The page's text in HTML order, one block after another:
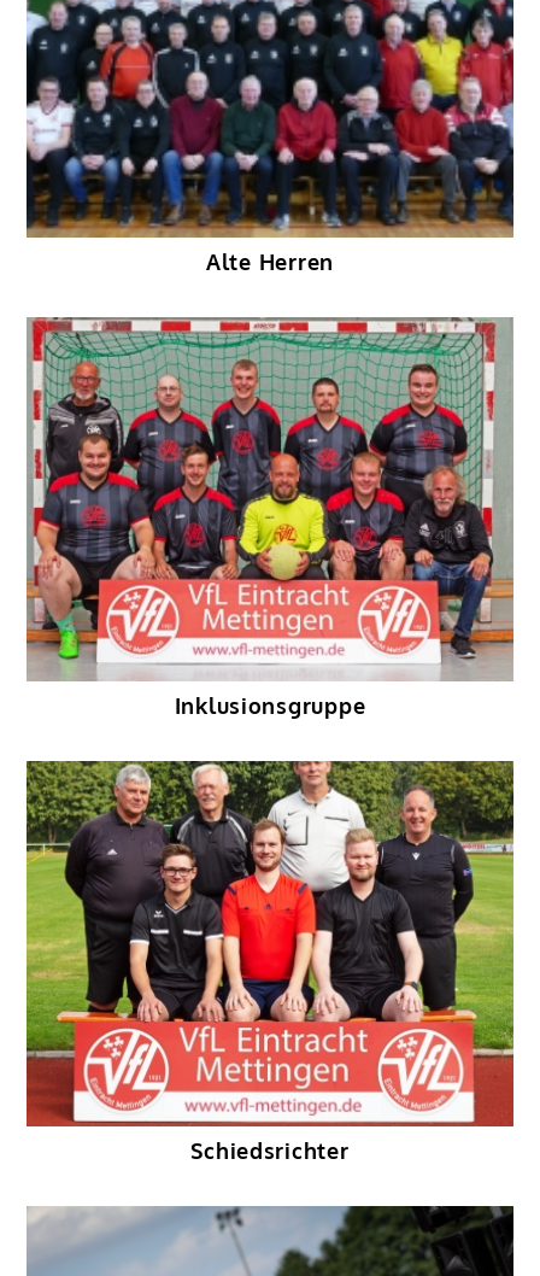
Alte Herren
Inklusionsgruppe
Schiedsrichter